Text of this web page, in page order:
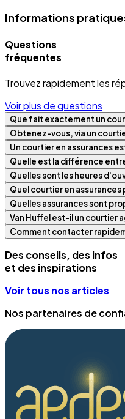
Informations
Questions
fréquentes
Trouvez rapidement les
Voir plus de questions
Que fait exactement un
Obtenez-vous, via un
Un courtier en assurances
Quelle est la différence
Quelles sont les heures
Quel courtier en
Quelles assurances sont
Van Huffel est-il un courtier
Comment contacter
Des conseils, des infos
et des inspirations
Voir tous nos articles
Nos partenaires de